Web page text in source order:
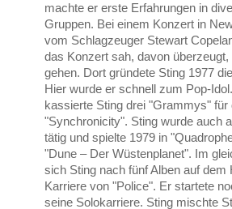
machte er erste Erfahrungen in
Gruppen. Bei einem Konzert in
vom Schlagzeuger Stewart
das Konzert sah, davon
gehen. Dort gründete Sting 1977
Hier wurde er schnell zum Pop-
kassierte Sting drei "Grammys" für
"Synchronicity". Sting wurde auch
tätig und spielte 1979 in
"Dune – Der Wüstenplanet". Im
sich Sting nach fünf Alben auf dem
Karriere von "Police". Er startete
seine Solokarriere. Sting mischte